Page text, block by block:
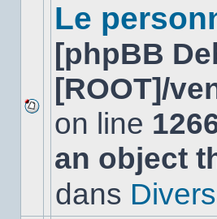
Aucun
nouveau
message
non-
dans
Le
[phpBB
[ROOT]/
on line
an object
dans Divers